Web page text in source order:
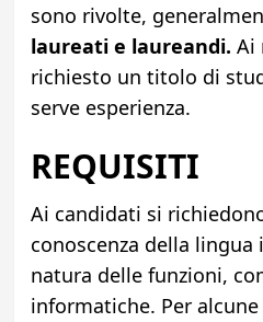
sono rivolte,
laureati e laureandi. Ai
richiesto un titolo di
serve esperienza.
REQUISITI
Ai candidati si
conoscenza della lingua
natura delle funzioni,
informatiche. Per